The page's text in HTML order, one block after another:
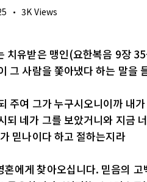
3K Views
치유받은 맹인(요한복음 9장
그 사람을 쫓아냈다 하는 말을
주여 그가 누구시오니이까 내
되 네가 그를 보았거니와 지금
믿나이다 하고 절하는지라
혼에게 찾아오십니다. 믿음의